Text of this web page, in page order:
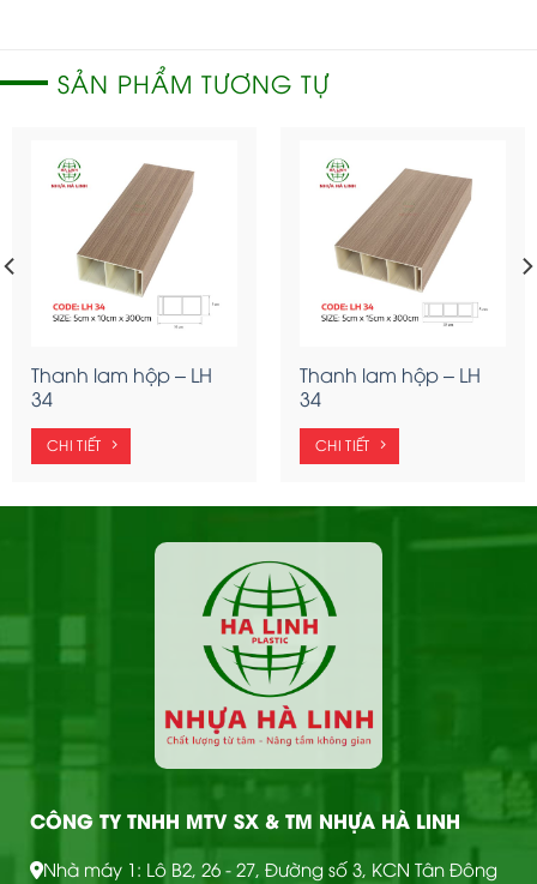
SẢN PHẨM TƯƠNG TỰ
Thanh lam hộp – LH
34
CHI TIẾT
Thanh lam hộp – LH
34
CHI TIẾT
CÔNG TY TNHH MTV SX & TM NHỰA HÀ LINH
Nhà máy 1: Lô B2, 26 - 27, Đường số 3, KCN Tân Đông